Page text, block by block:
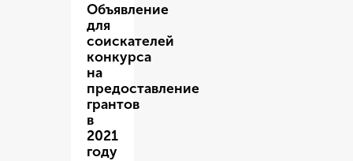
Объявление
для
соискателей
конкурса
на
предоставление
грантов
в
2021
году